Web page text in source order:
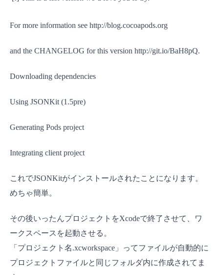
For more information see http://blog.cocoapods.org
and the CHANGELOG for this version http://git.io/BaH8pQ.
Downloading dependencies
Using JSONKit (1.5pre)
Generating Pods project
Integrating client project
これでJSONKitがインストールされたことになります。
めちゃ簡単。
その後いったんプロジェクトをXcodeで終了させて、ワ
ークスペースを起動させる。
「プロジェクト名.xcworkspace」ってファイルが自動的に
プロジェクトファイルと同じフォルダ内に作成されてま